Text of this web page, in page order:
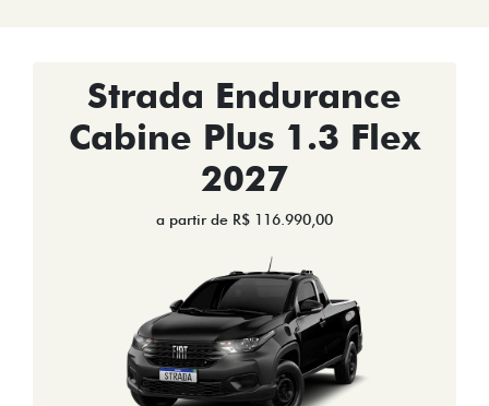
Strada Endurance
Cabine Plus 1.3 Flex
2027
a partir de R$ 116.990,00